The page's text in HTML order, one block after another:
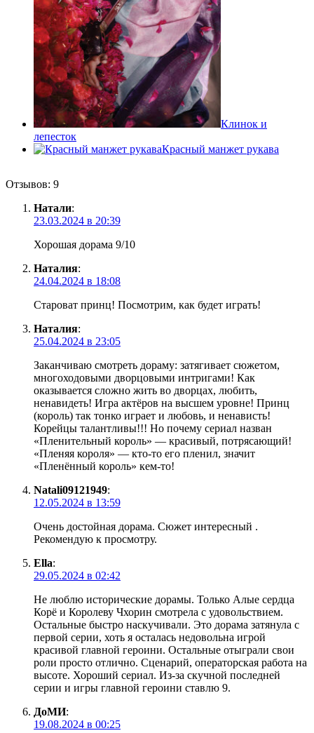
Клинок и
лепесток
Красный манжет рукава
Отзывов: 9
Натали:
23.03.2024 в 20:39
Хорошая дорама 9/10
Наталия:
24.04.2024 в 18:08
Староват принц! Посмотрим, как будет играть!
Наталия:
25.04.2024 в 23:05
Заканчиваю смотреть дораму: затягивает сюжетом,
многоходовыми дворцовыми интригами! Как
оказывается сложно жить во дворцах, любить,
ненавидеть! Игра актёров на высшем уровне! Принц
(король) так тонко играет и любовь, и ненависть!
Корейцы талантливы!!! Но почему сериал назван
«Пленительный король» — красивый, потрясающий!
«Пленяя короля» — кто-то его пленил, значит
«Пленённый король» кем-то!
Natali09121949:
12.05.2024 в 13:59
Очень достойная дорама. Сюжет интересный .
Рекомендую к просмотру.
Ella:
29.05.2024 в 02:42
Не люблю исторические дорамы. Только Алые сердца
Корё и Королеву Чхорин смотрела с удовольствием.
Остальные быстро наскучивали. Это дорама затянула с
первой серии, хоть я осталась недовольна игрой
красивой главной героини. Остальные отыграли свои
роли просто отлично. Сценарий, операторская работа на
высоте. Хороший сериал. Из-за скучной последней
серии и игры главной героини ставлю 9.
ДоМИ:
19.08.2024 в 00:25